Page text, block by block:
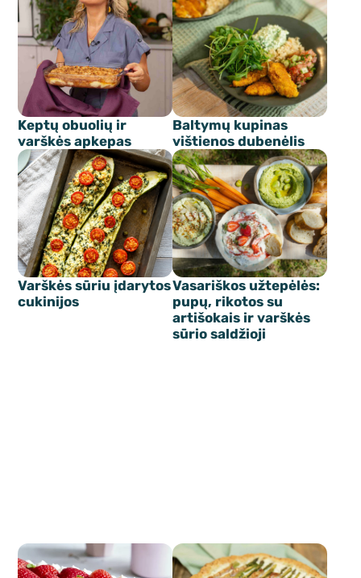
Keptų obuolių ir
varškės apkepas
Baltymų kupinas
vištienos dubenėlis
Varškės sūriu įdarytos
cukinijos
Vasariškos užtepėlės:
pupų, rikotos su
artišokais ir varškės
sūrio saldžioji